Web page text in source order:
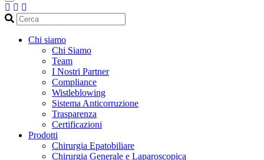
Cerca
Chi siamo
Chi Siamo
Team
I Nostri Partner
Compliance
Wistleblowing
Sistema Anticorruzione
Trasparenza
Certificazioni
Prodotti
Chirurgia Epatobiliare
Chirurgia Generale e Laparoscopica